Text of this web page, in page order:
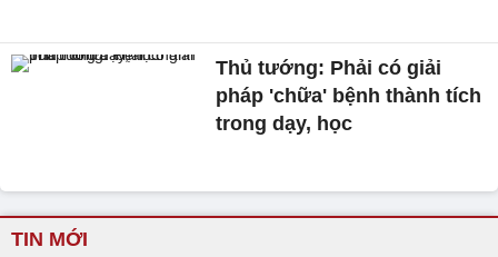
Thủ tướng: Phải có giải
pháp 'chữa' bệnh thành tích
trong dạy, học
TIN MỚI